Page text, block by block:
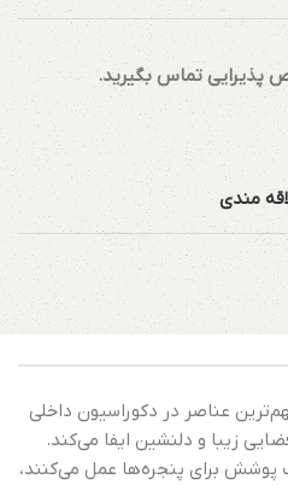
پذیرایی تماس بگیرید.
مندی
عناصر در دکوراسیون داخلی
زیبا و دلنشین ایفا می‌کند.
پوشش برای پنجره‌ها عمل می‌کنند،